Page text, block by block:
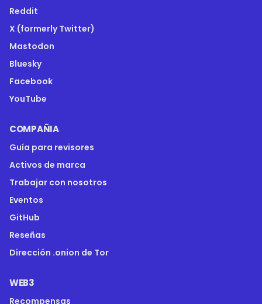
Reddit
X (formerly Twitter)
Mastodon
Bluesky
Facebook
YouTube
COMPAÑIA
Guía para revisores
Activos de marca
Trabajar con nosotros
Eventos
GitHub
Reseñas
Dirección .onion de Tor
WEB3
Recompensas